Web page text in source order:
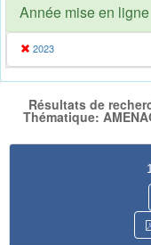
Année mise en ligne
2023
Résultats de
Thématique: